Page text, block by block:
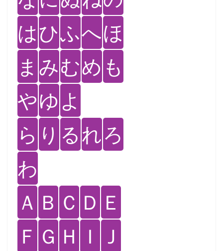
はひふへほ
ま みむめ も
やゆ よ
ら り るれろ
わ
Ａ Ｂ Ｃ Ｄ Ｅ
Ｆ Ｇ Ｈ Ｉ Ｊ